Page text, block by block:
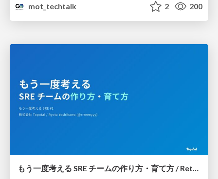
mot_techtalk
2 200
もう一度考える SRE チームの作り方・育て方 / Rethinking SRE #1: Building and Growing SRE Teams